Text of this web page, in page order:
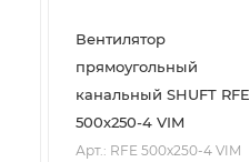
Вентилятор
прямоугольный
канальный SHUFT RFE
500х250-4 VIM
Арт.: RFE 500х250-4 VIM